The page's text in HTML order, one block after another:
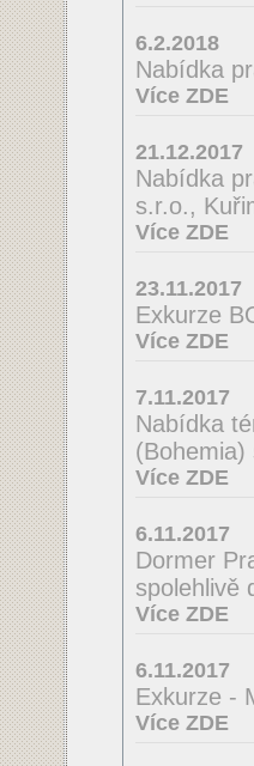
6.2.2018
Nabídka
Více ZDE
21.12.2017
Nabídka
s.r.o.,
Více ZDE
23.11.2017
Exkurze
Více ZDE
7.11.2017
Nabídka
(Bohemia)
Více ZDE
6.11.2017
Dormer
spolehlivě
Více ZDE
6.11.2017
Exkurze -
Více ZDE